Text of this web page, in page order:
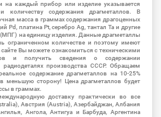
на каждый прибор или изделие указывается
содержания драгметаллов. В
масса в граммах содержания драгоценных
Pd, платина Pt, серебро Ag, тантал Ta и другие
на единицу изделия. Данные драгметаллы
ограниченном количестве и поэтому имеют
Вы можете ознакомиться с техническими
и получить сведения о содержании
производства СССР. Обращаем
содержание драгметаллов на 10-25%
меньшую сторону! Цена драгметаллов будет
в граммах.
доставку практически во все
Австрия (Austria), Азербайджан, Албания
Ангола, Антигуа и Барбуда, Аргентина